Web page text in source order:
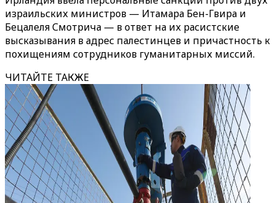
израильских министров — Итамара Бен-Гвира и
Бецалеля Смотрича — в ответ на их расистские
высказывания в адрес палестинцев и причастность к
похищениям сотрудников гуманитарных миссий.
ЧИТАЙТЕ ТАКЖЕ